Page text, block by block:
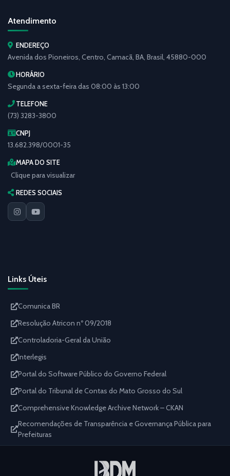
Atendimento
ENDEREÇO
Avenida dos Pioneiros, Centro, Camacã, BA, Brasil, 45880-000
HORÁRIO
Segunda a sexta-feira das 08:00 às 13:00
TELEFONE
(73) 3283-3800
CNPJ
13.682.398/0001-35
MAPA DO SITE
Clique para visualizar
REDES SOCIAIS
Links Úteis
Comunica BR
Resolução Atricon nº 09/2018
Controladoria-Geral da União
Interlegis
Portal do Software Público do Governo Federal
Portal do Tribunal de Contas do Mato Grosso do Sul
Comprehensive Knowledge Archive Network – CKAN
Recomendações de Transparência e Governança Pública para
Prefeituras